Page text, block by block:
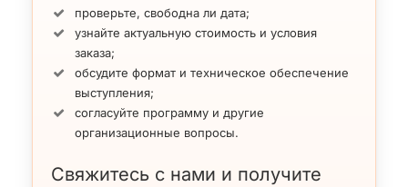
проверьте, свободна ли дата;
узнайте актуальную стоимость и условия
заказа;
обсудите формат и техническое обеспечение
выступления;
согласуйте программу и другие
организационные вопросы.
Свяжитесь с нами и получите